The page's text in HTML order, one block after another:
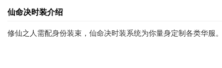
仙命决时装介绍
修仙之人需配身份装束，仙命决时装系统为你量身定制各类华服